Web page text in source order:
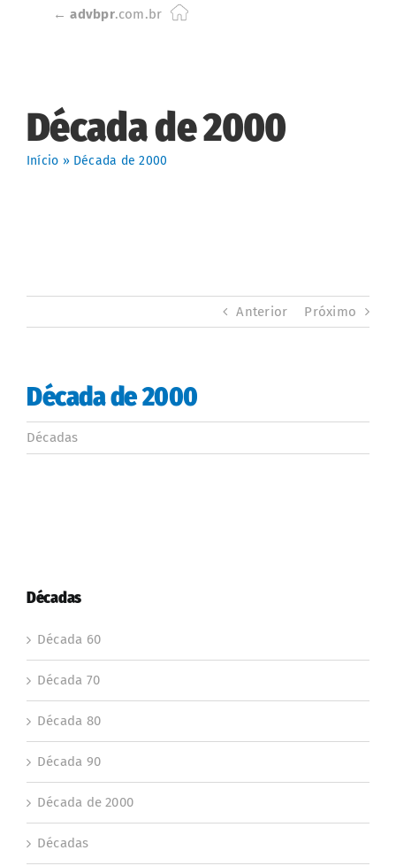
←advbpr.com.br
Década de 2000
Início » Década de 2000
Anterior Próximo
Década de 2000
Décadas
Décadas
Década 60
Década 70
Década 80
Década 90
Década de 2000
Décadas